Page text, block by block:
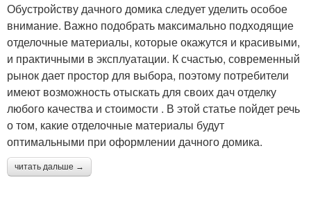
Обустройству дачного домика следует уделить особое
внимание. Важно подобрать максимально подходящие
отделочные материалы, которые окажутся и красивыми,
и практичными в эксплуатации. К счастью, современный
рынок дает простор для выбора, поэтому потребители
имеют возможность отыскать для своих дач отделку
любого качества и стоимости . В этой статье пойдет речь
о том, какие отделочные материалы будут
оптимальными при оформлении дачного домика.
читать дальше →